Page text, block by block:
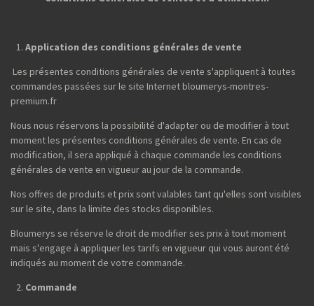
Application des conditions générales de vente
Les présentes conditions générales de vente s'appliquent à toutes
commandes passées sur le site Internet bloumerys-montres-
premium.fr
Nous nous réservons la possibilité d'adapter ou de modifier à tout
moment les présentes conditions générales de vente. En cas de
modification, il sera appliqué à chaque commande les conditions
générales de vente en vigueur au jour de la commande.
Nos offres de produits et prix sont valables tant qu'elles sont visibles
sur le site, dans la limite des stocks disponibles.
Bloumerys se réserve le droit de modifier ses prix à tout moment
mais s'engage à appliquer les tarifs en vigueur qui vous auront été
indiqués au moment de votre commande.
Commande